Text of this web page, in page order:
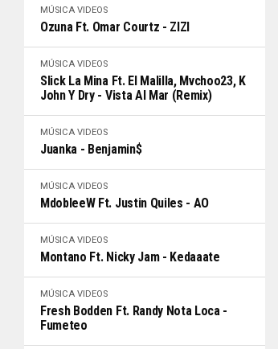
MÚSICA VIDEOS
Ozuna Ft. Omar Courtz - ZIZI
MÚSICA VIDEOS
Slick La Mina Ft. El Malilla, Mvchoo23, K
John Y Dry - Vista Al Mar (Remix)
MÚSICA VIDEOS
Juanka - Benjamin$
MÚSICA VIDEOS
MdobleeW Ft. Justin Quiles - AO
MÚSICA VIDEOS
Montano Ft. Nicky Jam - Kedaaate
MÚSICA VIDEOS
Fresh Bodden Ft. Randy Nota Loca -
Fumeteo